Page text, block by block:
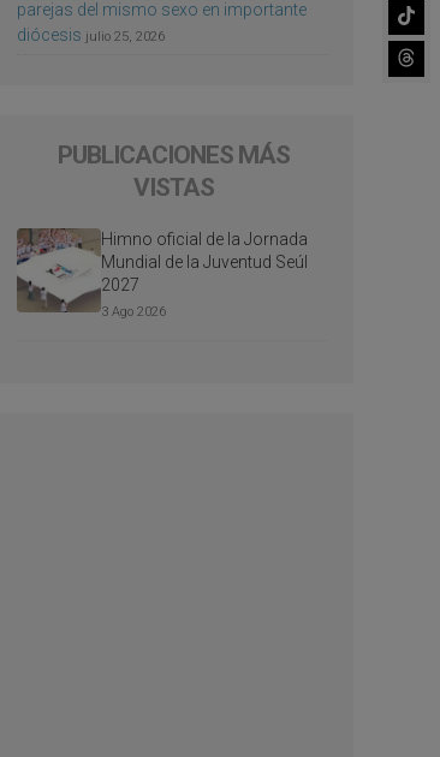
parejas del mismo sexo en importante
diócesis julio 25, 2026
PUBLICACIONES MÁS
VISTAS
Himno oficial de la Jornada
Mundial de la Juventud Seúl
2027
3 Ago 2026